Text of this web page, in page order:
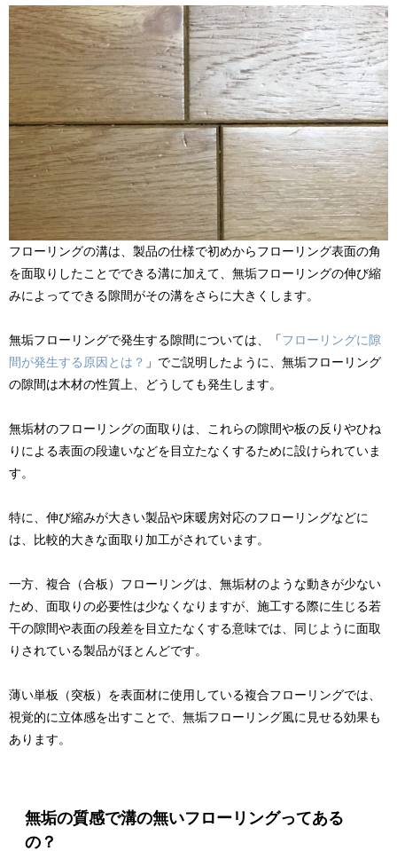
フローリングの溝は、製品の仕様で初めからフローリング表面の角
を面取りしたことでできる溝に加えて、無垢フローリングの伸び縮
みによってできる隙間がその溝をさらに大きくします。
無垢フローリングで発生する隙間については、「 フローリングに隙
間が発生する原因とは？
」でご説明したように、無垢フローリング
の隙間は木材の性質上、どうしても発生します。
無垢材のフローリングの面取りは、これらの隙間や板の反りやひね
りによる表面の段違いなどを目立たなくするために設けられていま
す。
特に、伸び縮みが大きい製品や床暖房対応のフローリングなどに
は、比較的大きな面取り加工がされています。
一方、複合（合板）フローリングは、無垢材のような動きが少ない
ため、面取りの必要性は少なくなりますが、施工する際に生じる若
干の隙間や表面の段差を目立たなくする意味では、同じように面取
りされている製品がほとんどです。
薄い単板（突板）を表面材に使用している複合フローリングでは、
視覚的に立体感を出すことで、無垢フローリング風に見せる効果も
あります。
無垢の質感で溝の無いフローリングってある
の？